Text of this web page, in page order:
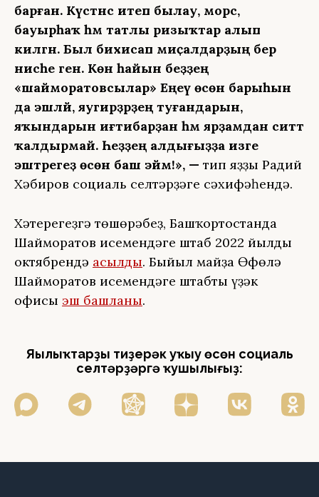
барған. Күстәнәс итеп былау, морс,
бауырһаҡ һәм татлы ризыҡтар алып
килгән. Был бихисап миҫалдарҙың бер
нисәһе генә. Көн һайын беҙҙең
«шайморатовсылар» Еңеү өсөн барыһын
да эшләй, яугирҙәрҙең туғандарын,
яҡындарын иғтибарҙан һәм ярҙамдан ситтә
ҡалдырмай. Һеҙҙең алдығыҙҙа изге
эштәрегеҙ өсөн баш эйәм!», — тип яҙҙы Радий
Хәбиров социаль селтәрҙәге сәхифәһендә.
Хәтерегеҙгә төшөрәбеҙ, Башҡортостанда
Шайморатов исемендәге штаб 2022 йылдың
октябрендә асылды. Быйыл майҙа Өфөлә
Шайморатов исемендәге штабтың үҙәк
офисы эш башланы.
Яңылыҡтарҙы тиҙерәк уҡыу өсөн социаль
селтәрҙәргә ҡушылығыҙ: